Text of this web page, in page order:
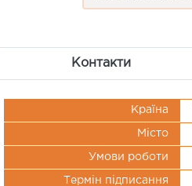
Контакти
Країна
Місто
Умови роботи
Термін підписання